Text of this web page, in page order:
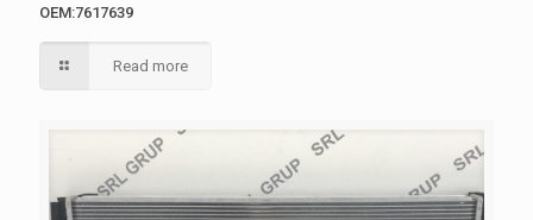
OEM:7617639
Read more